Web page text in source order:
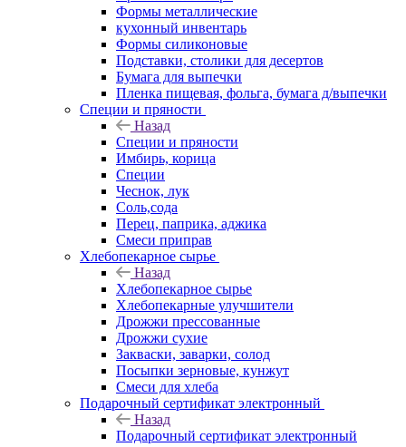
Формы металлические
кухонный инвентарь
Формы силиконовые
Подставки, столики для десертов
Бумага для выпечки
Пленка пищевая, фольга, бумага д/выпечки
Специи и пряности
Назад
Специи и пряности
Имбирь, корица
Специи
Чеснок, лук
Соль,сода
Перец, паприка, аджика
Смеси приправ
Хлебопекарное сырье
Назад
Хлебопекарное сырье
Хлебопекарные улучшители
Дрожжи прессованные
Дрожжи сухие
Закваски, заварки, солод
Посыпки зерновые, кунжут
Смеси для хлеба
Подарочный сертификат электронный
Назад
Подарочный сертификат электронный